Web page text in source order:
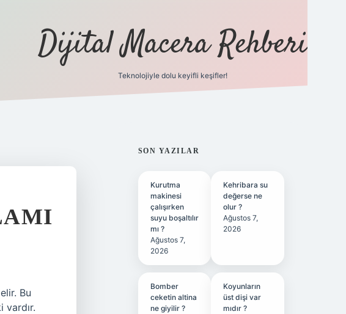
Dijital Macera Rehberi
Teknolojiyle dolu keyifli keşifler!
Bu
vardır.
SIDEBAR
SON YAZILAR
Kurutma
makinesi
çalışırken
suyu boşaltılır
mı ?
Ağustos 7,
2026
Kehribara su
değerse ne
olur ?
Ağustos 7,
2026
Bomber
ceketin altina
ne giyilir ?
Koyunların
üst dişi var
mıdır ?